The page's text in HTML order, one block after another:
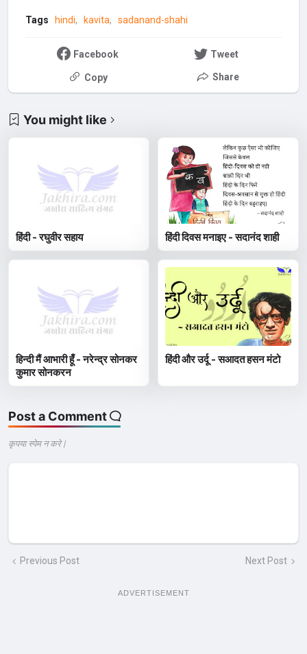
Tags hindi kavita sadanand-shahi
Facebook Tweet
Copy Share
You might like
हिंदी - रघुवीर सहाय हिंदी दिवस मनाइए - सदानंद शाही
हिन्दी मैं आभारी हूँ - नरेन्द्र सोनकर
कुमार सोनकरन
हिंदी और उर्दू - सआदत हसन मंटो
Post a Comment
कृपया स्पेम न करे |
Previous Post Next Post
ADVERTISEMENT